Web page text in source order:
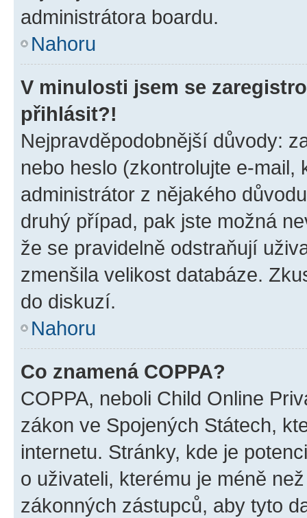
administrátora boardu.
Nahoru
V minulosti jsem se
přihlásit?!
Nejpravděpodobnější důvody:
nebo heslo (zkontrolujte e-
administrátor z nějakého
druhý případ, pak jste možná
že se pravidelně odstraňují
zmenšila velikost databáze.
do diskuzí.
Nahoru
Co znamená COPPA?
COPPA, neboli Child Online
zákon ve Spojených Státech,
internetu. Stránky, kde je
o uživateli, kterému je méně
zákonných zástupců, aby tyto